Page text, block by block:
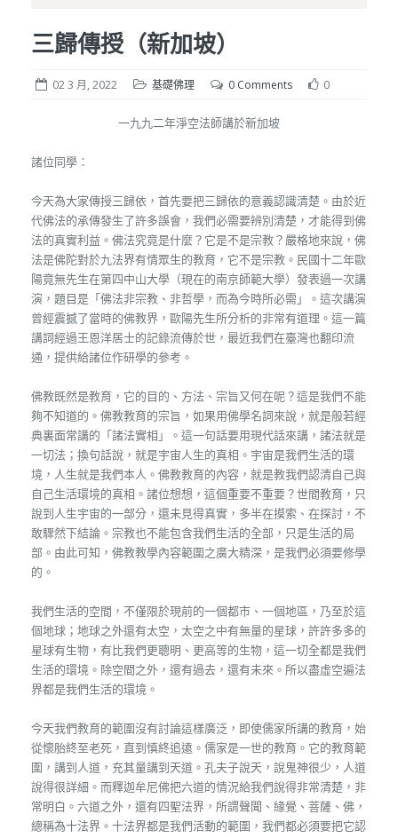
三歸傳授（新加坡）
02 3 月, 2022 基礎佛理 0 Comments 0
一九九二年淨空法師講於新加坡
諸位同學：
今天為大家傳授三歸依，首先要把三歸依的意義認識清楚。由於近
代佛法的承傳發生了許多誤會，我們必需要辨別清楚，才能得到佛
法的真實利益。佛法究竟是什麼？它是不是宗教？嚴格地來說，佛
法是佛陀對於九法界有情眾生的教育，它不是宗教。民國十二年歐
陽竟無先生在第四中山大學（現在的南京師範大學）發表過一次講
演，題目是「佛法非宗教、非哲學，而為今時所必需」。這次講演
曾經震撼了當時的佛教界，歐陽先生所分析的非常有道理。這一篇
講詞經過王恩洋居士的記錄流傳於世，最近我們在臺灣也翻印流
通，提供給諸位作研學的參考。
佛教既然是教育，它的目的、方法、宗旨又何在呢？這是我們不能
夠不知道的。佛教教育的宗旨，如果用佛學名詞來說，就是般若經
典裏面常講的「諸法實相」。這一句話要用現代話來講，諸法就是
一切法；換句話說，就是宇宙人生的真相。宇宙是我們生活的環
境，人生就是我們本人。佛教教育的內容，就是教我們認清自己與
自己生活環境的真相。諸位想想，這個重要不重要？世間教育，只
說到人生宇宙的一部分，還未見得真實，多半在摸索、在探討，不
敢驟然下結論。宗教也不能包含我們生活的全部，只是生活的局
部。由此可知，佛教教學內容範圍之廣大精深，是我們必須要修學
的。
我們生活的空間，不僅限於現前的一個都市、一個地區，乃至於這
個地球；地球之外還有太空，太空之中有無量的星球，許許多多的
星球有生物，有比我們更聰明、更高等的生物，這一切全都是我們
生活的環境。除空間之外，還有過去，還有未來。所以盡虛空遍法
界都是我們生活的環境。
今天我們教育的範圍沒有討論這樣廣泛，即使儒家所講的教育，始
從懷胎終至老死，直到慎終追遠。儒家是一世的教育。它的教育範
圍，講到人道，充其量講到天道。孔夫子說天，說鬼神很少，人道
說得很詳細。而釋迦牟尼佛把六道的情況給我們說得非常清楚，非
常明白。六道之外，還有四聖法界，所謂聲聞、緣覺、菩薩、佛，
總稱為十法界。十法界都是我們活動的範圍，我們都必須要把它認